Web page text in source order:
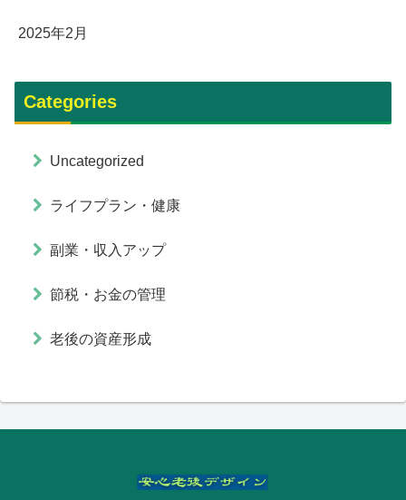
2025年2月
Categories
Uncategorized
ライフプラン・健康
副業・収入アップ
節税・お金の管理
老後の資産形成